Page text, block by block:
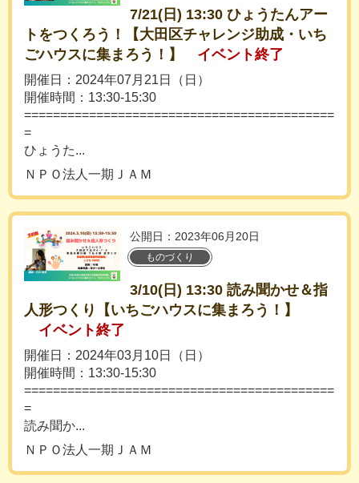
7/21(日) 13:30 ひょうたんアー
トをつくろう！【大田区チャレンジ助成・いち
ごハウスに集まろう！】
イベント終了
開催日：2024年07月21日（日）
開催時間：13:30-15:30
===========================================
=
ひょうた...
ＮＰＯ法人一期ＪＡＭ
公開日：2023年06月20日
ものづくり
3/10(日) 13:30 読み聞かせ＆指
人形つくり【いちごハウスに集まろう！】
イベント終了
開催日：2024年03月10日（日）
開催時間：13:30-15:30
===========================================
=
読み聞か...
ＮＰＯ法人一期ＪＡＭ